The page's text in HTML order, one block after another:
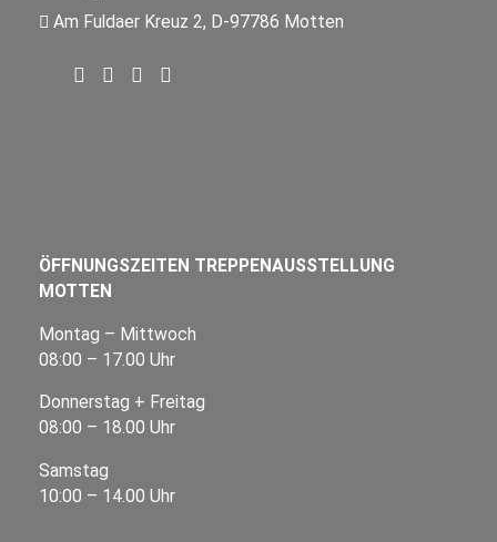
Am Fuldaer Kreuz 2, D-97786 Motten
ÖFFNUNGSZEITEN TREPPENAUSSTELLUNG
MOTTEN
Montag – Mittwoch
08:00 – 17.00 Uhr
Donnerstag + Freitag
08:00 – 18.00 Uhr
Samstag
10:00 – 14.00 Uhr